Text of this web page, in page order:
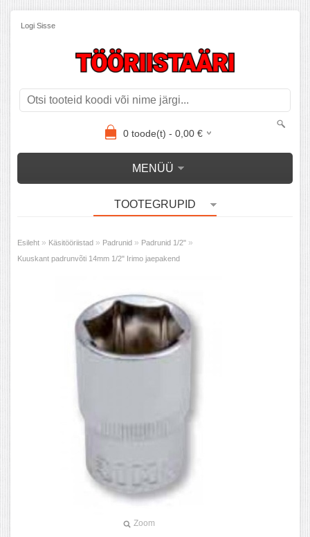
Logi Sisse
0toode(t) - 0,00€
MENÜÜ
TOOTEGRUPID
Esileht » Käsitööriistad » Padrunid » Padrunid 1/2" »
Kuuskant padrunvõti 14mm 1/2" Irimo jaepakend
Zoom